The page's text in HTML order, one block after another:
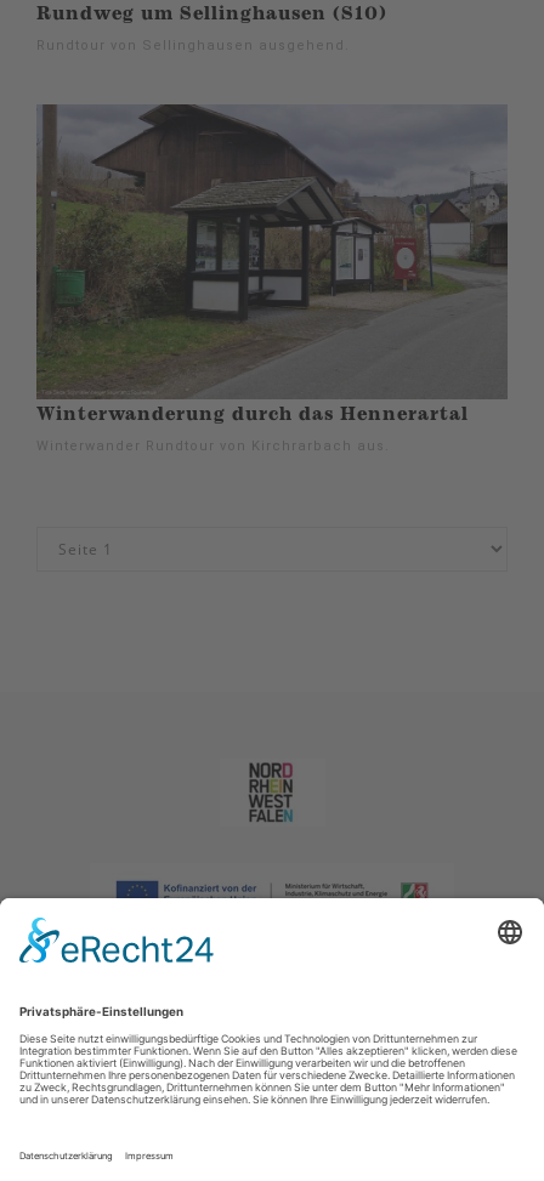
Rundweg um Sellinghausen (S10)
Rundtour von Sellinghausen ausgehend.
Winterwanderung durch das Hennerartal
Winterwander Rundtour von Kirchrarbach aus.
Impressum|Datenschutzerklärung|Barrierefreiheitserklärung